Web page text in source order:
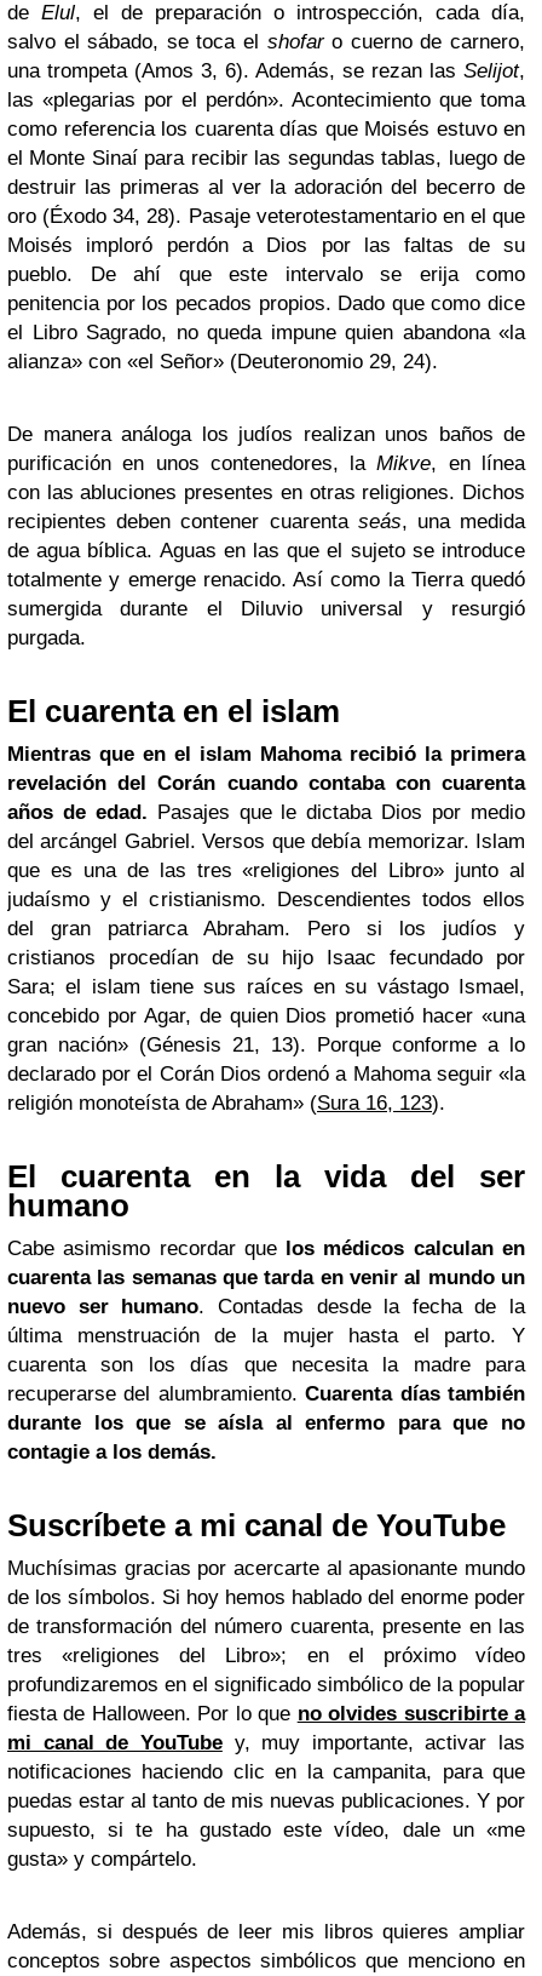
de Elul, el de preparación o introspección, cada día,
salvo el sábado, se toca el shofaro cuerno de carnero,
una trompeta (Amos 3, 6). Además, se rezan las Selijot,
las «plegarias por el perdón». Acontecimiento que toma
como referencia los cuarenta días que Moisés estuvo en
el Monte Sinaí para recibir las segundas tablas, luego de
destruir las primeras al ver la adoración del becerro de
oro (Éxodo 34, 28). Pasaje veterotestamentario en el que
Moisés imploró perdón a Dios por las faltas de su
pueblo. De ahí que este intervalo se erija como
penitencia por los pecados propios. Dado que como dice
el Libro Sagrado, no queda impune quien abandona «la
alianza» con «el Señor» (Deuteronomio 29, 24).
De manera análoga los judíos realizan unos baños de
purificación en unos contenedores, laMikve, en línea
con las abluciones presentes en otras religiones. Dichos
recipientes deben contener cuarenta seás, una medida
de agua bíblica. Aguas en las que el sujeto se introduce
totalmente y emerge renacido. Así como la Tierra quedó
sumergida durante el Diluvio universal y resurgió
purgada.
El cuarenta en el islam
Mientras que en el islam Mahoma recibió la primera
revelación del Corán cuando contaba con cuarenta
años de edad. Pasajes que le dictaba Dios por medio
del arcángel Gabriel. Versos que debía memorizar. Islam
que es una de las tres «religiones del Libro» junto al
judaísmo y el cristianismo. Descendientes todos ellos
del gran patriarca Abraham. Pero si los judíos y
cristianos procedían de su hijo Isaac fecundado por
Sara; el islam tiene sus raíces en su vástago Ismael,
concebido por Agar, de quien Dios prometió hacer «una
gran nación» (Génesis 21, 13). Porque conforme a lo
declarado por el Corán Dios ordenó a Mahoma seguir «la
religión monoteísta de Abraham» (Sura 16, 123).
El cuarenta en la vida del ser
humano
Cabe asimismo recordar que los médicos calculan en
cuarenta las semanas que tarda en venir al mundo un
nuevo ser humano. Contadas desde la fecha de la
última menstruación de la mujer hasta el parto. Y
cuarenta son los días que necesita la madre para
recuperarse del alumbramiento.Cuarenta días también
durante los que se aísla al enfermo para que no
contagie a los demás.
Suscríbete a mi canal de YouTube
Muchísimas gracias por acercarte al apasionante mundo
de los símbolos. Si hoy hemos hablado del enorme poder
de transformación del número cuarenta, presente en las
tres «religiones del Libro»; en el próximo vídeo
profundizaremos en el significado simbólico de la popular
fiesta de Halloween. Por lo que no olvides suscribirte a
mi canal de YouTubey, muy importante, activar las
notificaciones haciendo clic en la campanita, para que
puedas estar al tanto de mis nuevas publicaciones. Y por
supuesto, si te ha gustado este vídeo, dale un «me
gusta» y compártelo.
Además, si después de leer mis libros quieres ampliar
conceptos sobre aspectos simbólicos que menciono en